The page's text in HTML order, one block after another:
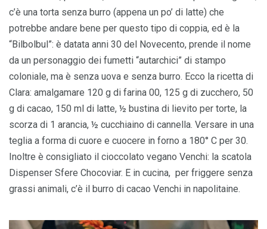
c’è una torta senza burro (appena un po’ di latte) che
potrebbe andare bene per questo tipo di coppia, ed è la
“Bilbolbul”: è datata anni 30 del Novecento, prende il nome
da un personaggio dei fumetti “autarchici” di stampo
coloniale, ma è senza uova e senza burro. Ecco la ricetta di
Clara: amalgamare 120 g di farina 00, 125 g di zucchero, 50
g di cacao, 150 ml di latte, ½ bustina di lievito per torte, la
scorza di 1 arancia, ½ cucchiaino di cannella. Versare in una
teglia a forma di cuore e cuocere in forno a 180° C per 30.
Inoltre è consigliato il cioccolato vegano Venchi: la scatola
Dispenser Sfere Chocoviar. E in cucina, per friggere senza
grassi animali, c’è il burro di cacao Venchi in napolitaine.